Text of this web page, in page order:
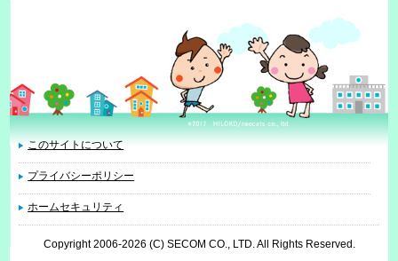
このサイトについて
プライバシーポリシー
ホームセキュリティ
Copyright 2006-2026 (C) SECOM CO., LTD. All Rights Reserved.